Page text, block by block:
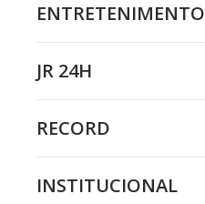
ENTRETENIMENTO
JR 24H
RECORD
INSTITUCIONAL